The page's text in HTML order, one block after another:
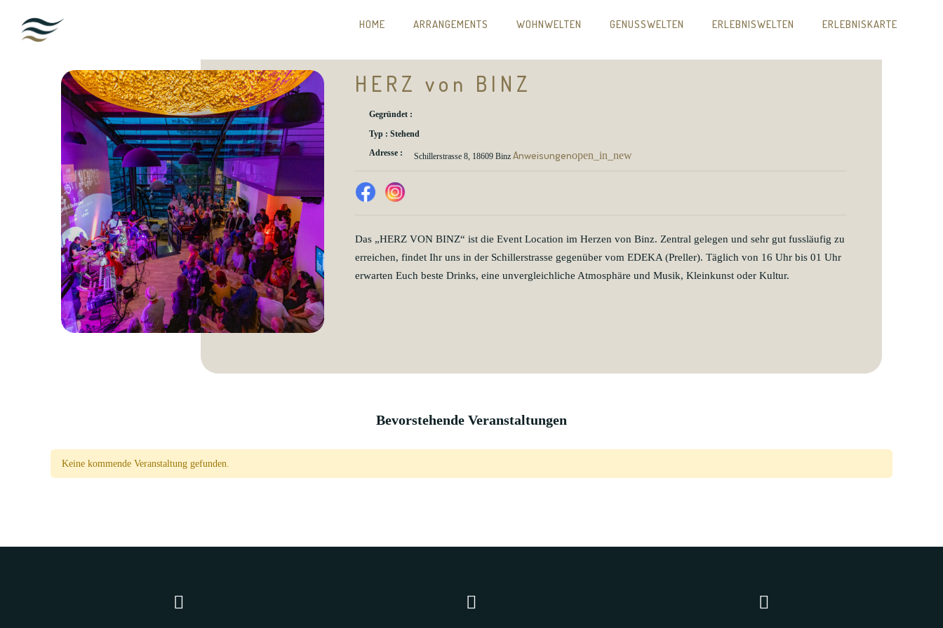
HOME ARRANGEMENTS WOHNWELTEN GENUSSWELTEN ERLEBNISWELTEN ERLEBNISKARTE
HERZ von BINZ
Gegründet :
Typ : Stehend
Adresse :
Schillerstrasse 8, 18609 Binz Anweisungenopen_in_new
Das „HERZ VON BINZ“ ist die Event Location im Herzen von Binz. Zentral gelegen und sehr gut fussläufig zu
erreichen, findet Ihr uns in der Schillerstrasse gegenüber vom EDEKA (Preller). Täglich von 16 Uhr bis 01 Uhr
erwarten Euch beste Drinks, eine unvergleichliche Atmosphäre und Musik, Kleinkunst oder Kultur.
Bevorstehende Veranstaltungen
Keine kommende Veranstaltung gefunden.